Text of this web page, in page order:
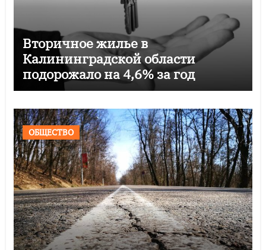
Вторичное жилье в
Калининградской области
подорожало на 4,6% за год
ОБЩЕСТВО